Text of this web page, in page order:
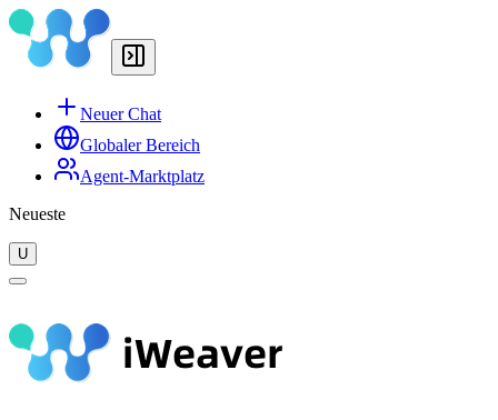
Neuer Chat
Globaler Bereich
Agent-Marktplatz
Neueste
U